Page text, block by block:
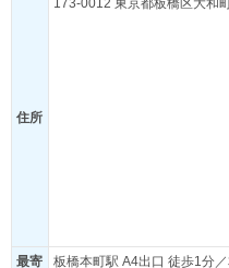
住所
173-0012 東京都板橋区大和
最寄
板橋本町駅 A4出口 徒歩1分